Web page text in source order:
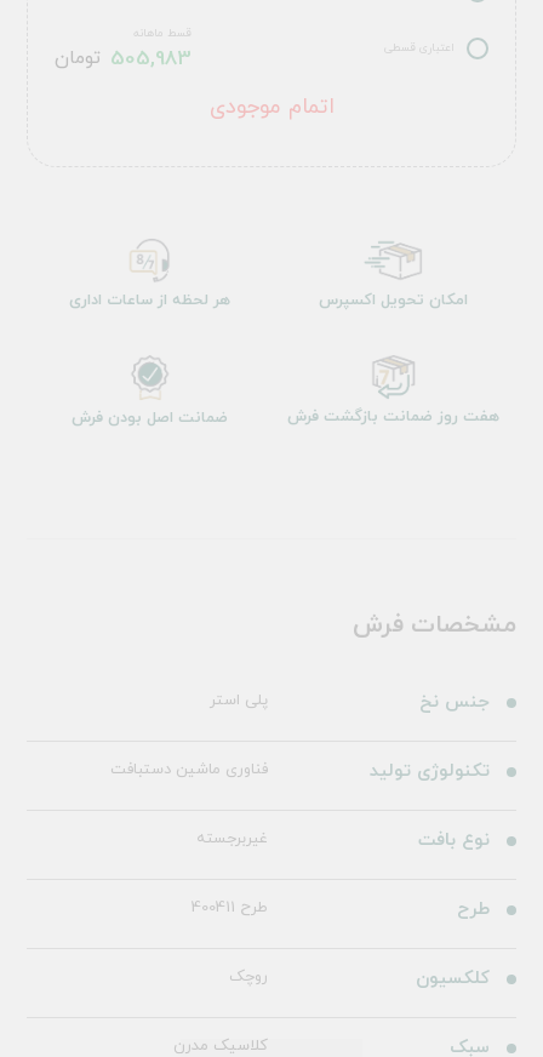
اعتباری قسطی
قسط ماهانه
505,983 تومان
اتمام موجودی
امکان تحویل اکسپرس هر لحظه از ساعات اداری
هفت روز ضمانت بازگشت فرش ضمانت اصل بودن فرش
مشخصات فرش
جنس نخ پلی استر
تکنولوژی تولید فناوری ماشین دستبافت
نوع بافت غیربرجسته
طرح طرح 400411
کلکسیون روچک
سبک کلاسیک مدرن